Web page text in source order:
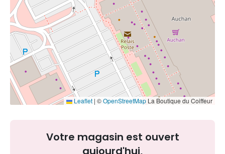
Leaflet | ©OpenStreetMap La Boutique du Coiffeur
Votre magasin est ouvert
aujourd'hui,